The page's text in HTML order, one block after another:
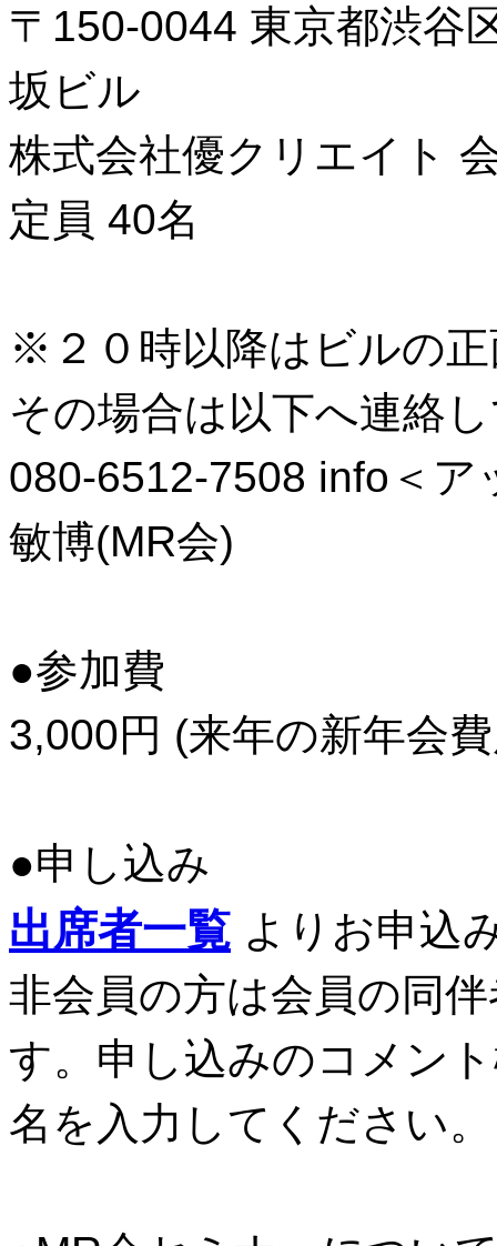
〒150-0044 東京都渋谷
坂ビル
株式会社優クリエイト
定員 40名
※２０時以降はビルの
その場合は以下へ連絡
080-6512-7508 info＜ア
敏博(MR会)
●参加費
3,000円 (来年の新年会
●申し込み
出席者一覧 よりお申込
非会員の方は会員の同
す。申し込みのコメン
名を入力してください。